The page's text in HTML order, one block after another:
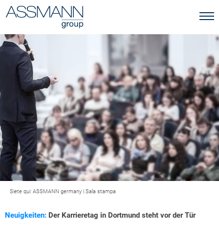
Siete qui: ASSMANN germany | Sala stampa
Neuigkeiten: Der Karrieretag in Dortmund steht vor der Tür